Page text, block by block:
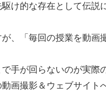
け的な存在として伝説
、「毎回の授業を動画
手が回らないのが実際
画撮影＆ウェブサイト